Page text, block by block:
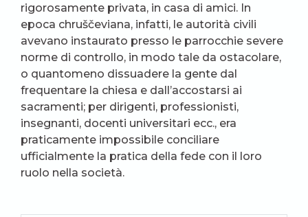
rigorosamente privata, in casa di amici. In
epoca chruščeviana, infatti, le autorità civili
avevano instaurato presso le parrocchie severe
norme di controllo, in modo tale da ostacolare,
o quantomeno dissuadere la gente dal
frequentare la chiesa e dall’accostarsi ai
sacramenti; per dirigenti, professionisti,
insegnanti, docenti universitari ecc., era
praticamente impossibile conciliare
ufficialmente la pratica della fede con il loro
ruolo nella società.